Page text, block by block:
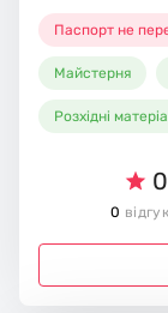
Паспорт не
Майстерня
Розхідні
0
0